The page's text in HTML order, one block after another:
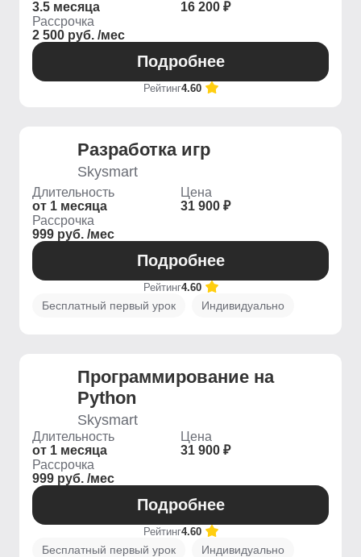
3.5 месяца
16 200 ₽
Рассрочка
2 500 руб. /мес
Подробнее
Рейтинг4.60
Разработка игр
Skysmart
Длительность
от 1 месяца
Цена
31 900 ₽
Рассрочка
999 руб. /мес
Подробнее
Рейтинг4.60
Бесплатный первый урок Индивидуально
Программирование на
Python
Skysmart
Длительность
от 1 месяца
Цена
31 900 ₽
Рассрочка
999 руб. /мес
Подробнее
Рейтинг4.60
Бесплатный первый урок Индивидуально